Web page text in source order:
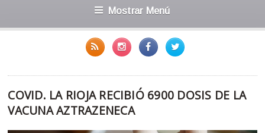
Mostrar Menú
COVID. LA RIOJA RECIBIÓ 6900 DOSIS DE LA
VACUNA AZTRAZENECA